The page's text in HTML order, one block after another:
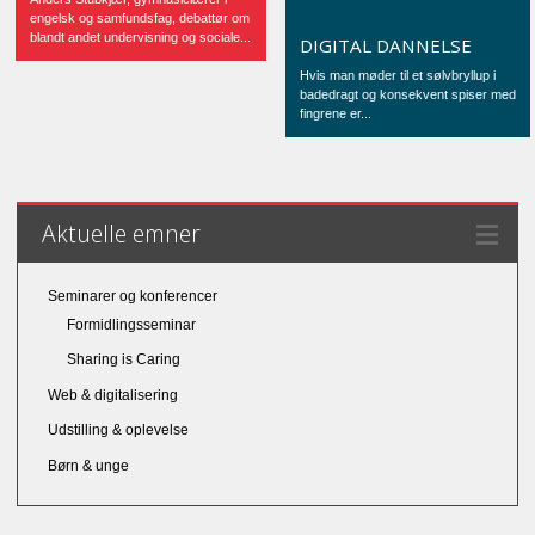
engelsk og samfundsfag, debattør om
blandt andet undervisning og sociale...
DIGITAL DANNELSE
Hvis man møder til et sølvbryllup i
badedragt og konsekvent spiser med
fingrene er...
Aktuelle emner
Seminarer og konferencer
Formidlingsseminar
Sharing is Caring
Web & digitalisering
Udstilling & oplevelse
Børn & unge